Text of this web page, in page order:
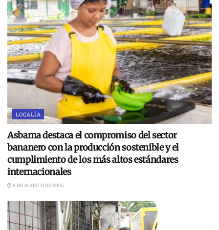
LOCALÍA
Asbama destaca el compromiso del sector
bananero con la producción sostenible y el
cumplimiento de los más altos estándares
internacionales
6 DE AGOSTO DE 2026